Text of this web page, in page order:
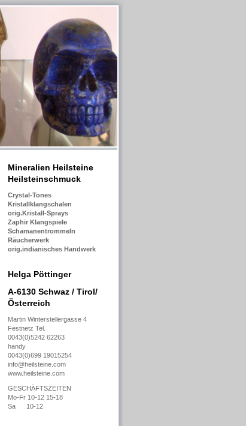
Mineralien Heilsteine
Heilsteinschmuck
Crystal-Tones
Kristallklangschalen
orig.Kristall-Sprays
Zaphir Klangspiele
Schamanentrommeln
Räucherwerk
orig.indianisches Handwerk
Helga Pöttinger
A-6130 Schwaz / Tirol/
Österreich
Martin Winterstellergasse 4
Festnetz Tel.
0043(0)5242 62263
handy
0043(0)699 19015254
info@heilsteine.com
www.heilsteine.com
GESCHÄFTSZEITEN
Mo-Fr 10-12 15-18
Sa 10-12